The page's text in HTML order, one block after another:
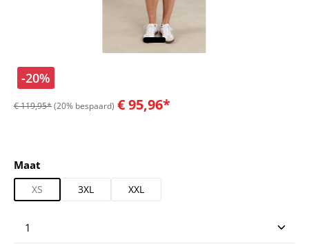
-20%
€ 119,95*(20% bespaard) € 95,96*
Selecteer
Maat
XS 3XL XXL
Producthoeveelheid: Voer de gewenste